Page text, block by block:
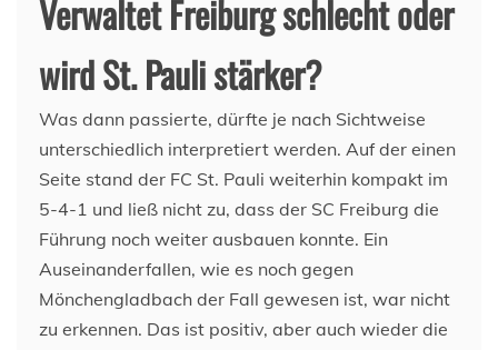
Verwaltet Freiburg schlecht oder
wird St. Pauli stärker?
Was dann passierte, dürfte je nach Sichtweise
unterschiedlich interpretiert werden. Auf der einen
Seite stand der FC St. Pauli weiterhin kompakt im
5-4-1 und ließ nicht zu, dass der SC Freiburg die
Führung noch weiter ausbauen konnte. Ein
Auseinanderfallen, wie es noch gegen
Mönchengladbach der Fall gewesen ist, war nicht
zu erkennen. Das ist positiv, aber auch wieder die